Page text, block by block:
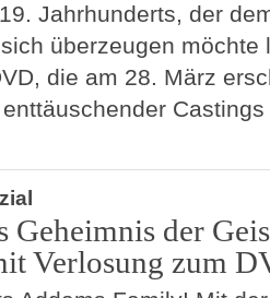
Jahrhunderts, der
überzeugen möchte
die am 28. März
Geheimnis der
Verlosung zum